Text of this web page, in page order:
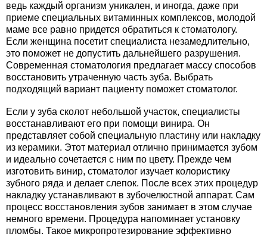
ведь каждый организм уникален, и иногда, даже при
приеме специальных витаминных комплексов, молодой
маме все равно придется обратиться к стоматологу.
Если женщина посетит специалиста незамедлительно,
это поможет не допустить дальнейшего разрушения.
Современная стоматология предлагает массу способов
восстановить утраченную часть зуба. Выбрать
подходящий вариант пациенту поможет стоматолог.
Если у зуба сколот небольшой участок, специалисты
восстанавливают его при помощи винира. Он
представляет собой специальную пластину или накладку
из керамики. Этот материал отлично принимается зубом
и идеально сочетается с ним по цвету. Прежде чем
изготовить винир, стоматолог изучает колористику
зубного ряда и делает слепок. После всех этих процедур
накладку устанавливают в зубочелюстной аппарат. Сам
процесс восстановления зубов занимает в этом случае
немного времени. Процедура напоминает установку
пломбы. Такое микропротезирование эффективно